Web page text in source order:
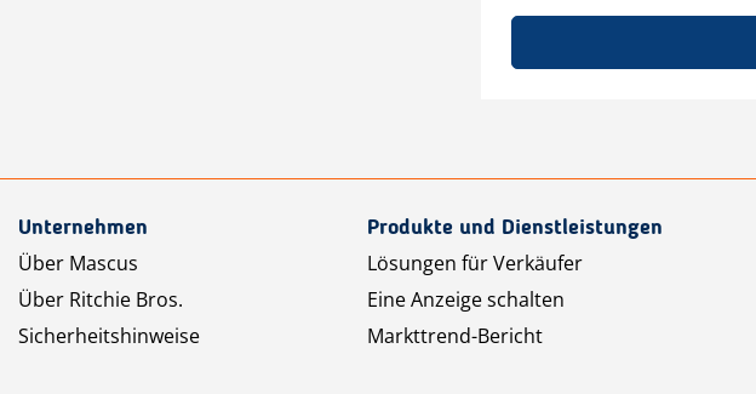
Unternehmen
Über Mascus
Über Ritchie Bros.
Sicherheitshinweise
Produkte und Dienstleistungen
Lösungen für Verkäufer
Eine Anzeige schalten
Markttrend-Bericht